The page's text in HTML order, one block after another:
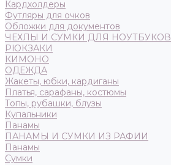
Кардхолдеры
Футляры для очков
Обложки для документов
ЧЕХЛЫ И СУМКИ ДЛЯ НОУТБУКОВ
РЮКЗАКИ
КИМОНО
ОДЕЖДА
Жакеты, юбки, кардиганы
Платья, сарафаны, костюмы
Топы, рубашки, блузы
Купальники
Панамы
ПАНАМЫ И СУМКИ ИЗ РАФИИ
Панамы
Сумки